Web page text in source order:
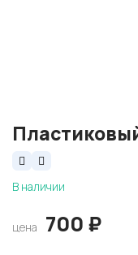
В наличии
цена 700 ₽